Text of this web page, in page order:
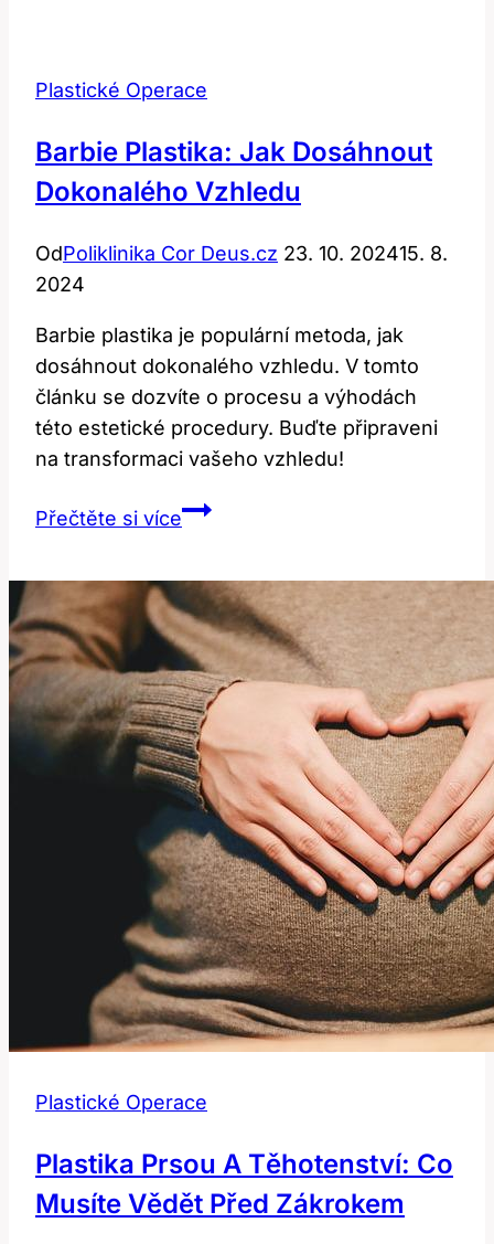
své
Plastické Operace
Barbie Plastika: Jak Dosáhnout
Dokonalého Vzhledu
OdPoliklinika Cor Deus.cz 23. 10. 202415. 8.
2024
Barbie plastika je populární metoda, jak
dosáhnout dokonalého vzhledu. V tomto
článku se dozvíte o procesu a výhodách
této estetické procedury. Buďte připraveni
na transformaci vašeho vzhledu!
Přečtěte si víceBarbie
dosáhnout
dokonalého
vzhledu
Plastické Operace
Plastika Prsou A Těhotenství: Co
Musíte Vědět Před Zákrokem